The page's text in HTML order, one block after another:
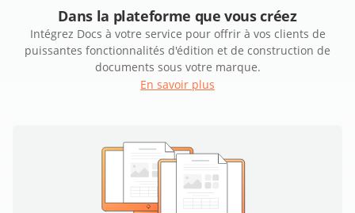
Dans la plateforme que vous créez
Intégrez Docs à votre service pour offrir à vos clients de
puissantes fonctionnalités d'édition et de construction de
documents sous votre marque.
En savoir plus